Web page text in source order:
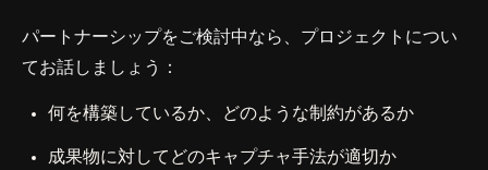
パートナーシップをご検討中なら、プロジェクトについ
てお話しましょう：
何を構築しているか、どのような制約があるか
成果物に対してどのキャプチャ手法が適切か